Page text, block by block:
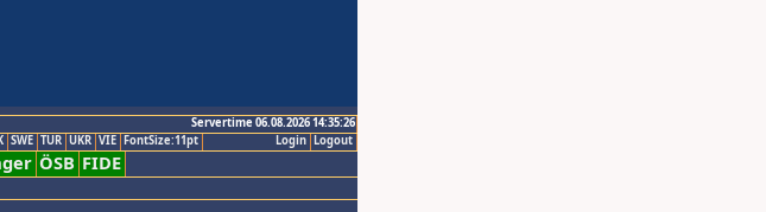
Servertime 06.08.2026 14:35:26
Logout
Login
SWE TUR UKR VIE FontSize:11pt
ÖSB FIDE